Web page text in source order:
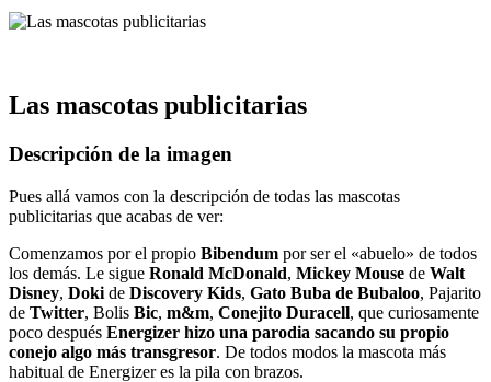
Las mascotas publicitarias
Descripción de la imagen
Pues allá vamos con la descripción de todas las mascotas
publicitarias que acabas de ver:
Comenzamos por el propio Bibendum por ser el «abuelo» de todos
los demás. Le sigue Ronald McDonald, Mickey Mouse de Walt
Disney, Doki de Discovery Kids, Gato Buba de Bubaloo, Pajarito
de Twitter, Bolis Bic, m&m, Conejito Duracell, que curiosamente
poco después Energizer hizo una parodia sacando su propio
conejo algo más transgresor. De todos modos la mascota más
habitual de Energizer es la pila con brazos.